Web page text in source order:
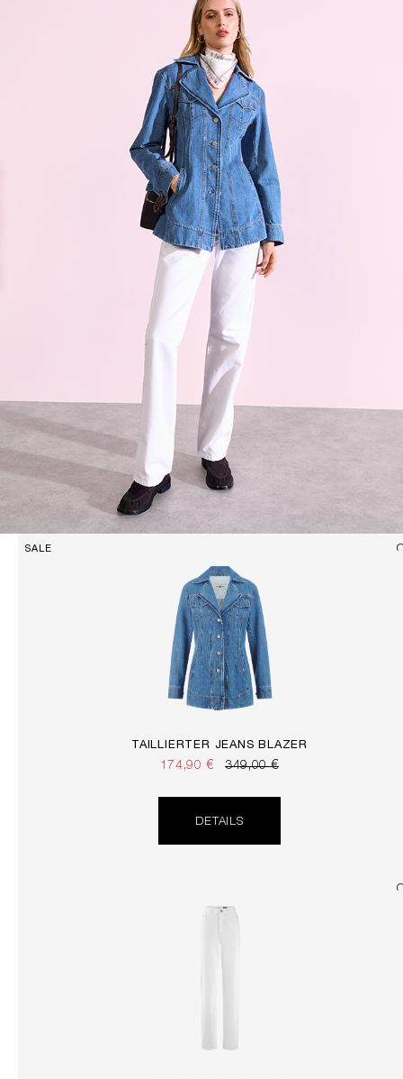
SALE
TAILLIERTER JEANS BLAZER
174,90 € 349,00 €
DETAILS